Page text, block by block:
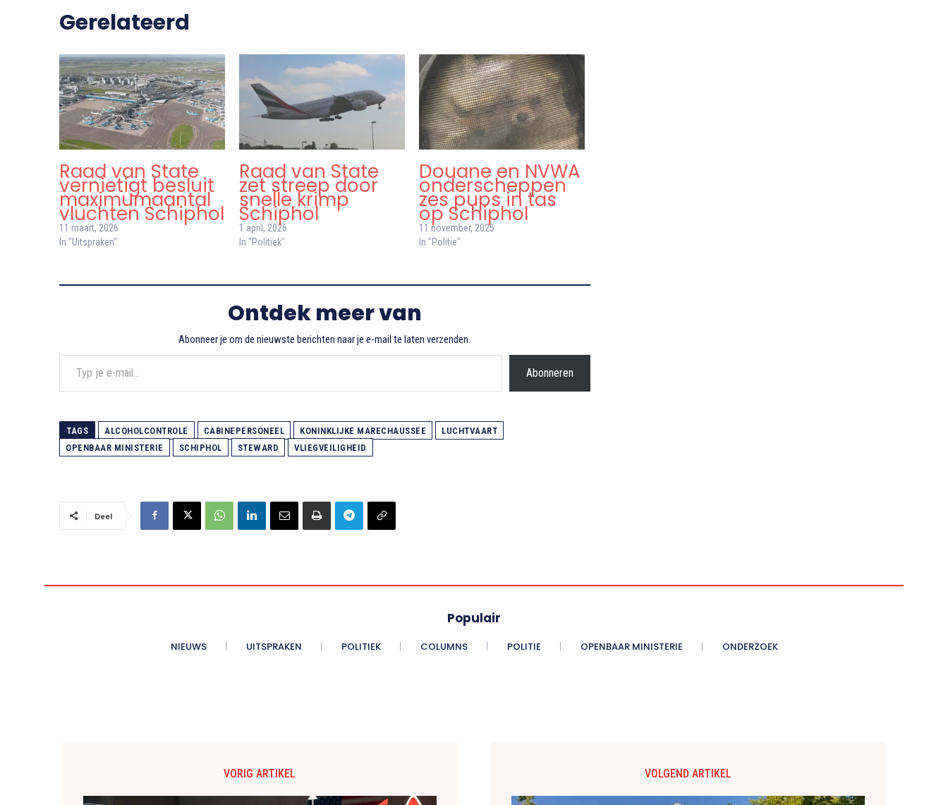
Gerelateerd
Raad van State
vernietigt besluit
maximumaantal
vluchten Schiphol
11 maart, 2026
In "Uitspraken"
Raad van State
zet streep door
snelle krimp
Schiphol
1 april, 2026
In "Politiek"
Douane en NVWA
onderscheppen
zes pups in tas
op Schiphol
11 november, 2025
In "Politie"
Ontdek meer van
Abonneer je om de nieuwste berichten naar je e-mail te laten verzenden.
Typ je e-mail...
Abonneren
TAGS ALCOHOLCONTROLE CABINEPERSONEEL KONINKLIJKE MARECHAUSSEE
LUCHTVAART
OPENBAAR MINISTERIE
SCHIPHOL STEWARD VLIEGVEILIGHEID
Deel
Populair
NIEUWS UITSPRAKEN POLITIEK COLUMNS POLITIE OPENBAAR MINISTERIE ONDERZOEK
VORIG ARTIKEL VOLGEND ARTIKEL